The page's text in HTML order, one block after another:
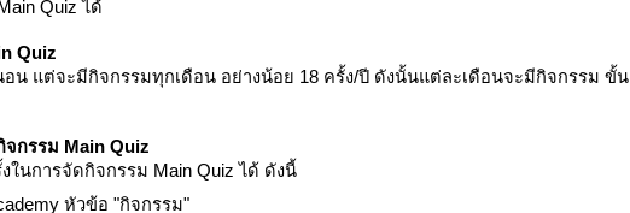
Quiz ได้
Quiz
อน แต่จะมีกิจกรรมทุกเดือน อย่างน้อย 18 ครั้ง/ปี ดังนั้นแต่ละเดือนจะมีกิจกรรม ขั้น
จกรรม Main Quiz
ในการจัดกิจกรรม Main Quiz ได้ ดังนี้
หัวข้อ "กิจกรรม"